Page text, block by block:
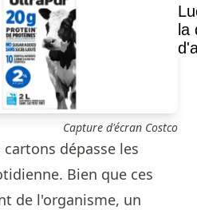
Capture d'écran Costco
dépasse les
Bien que ces
de l'organisme, un
la